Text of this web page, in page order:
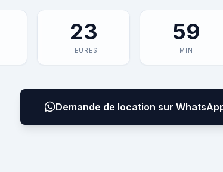
23
HEURES
59
MIN
Demande de location sur